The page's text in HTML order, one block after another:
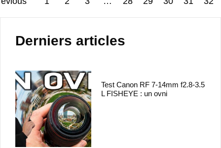
Derniers articles
Test Canon RF 7-14mm f2.8-3.5
L FISHEYE : un ovni